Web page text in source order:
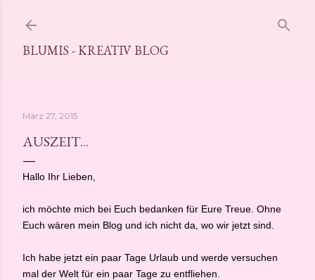
BLUMIS - KREATIV BLOG
März 27, 2015
AUSZEIT...
Hallo Ihr Lieben,
ich möchte mich bei Euch bedanken für Eure Treue. Ohne
Euch wären mein Blog und ich nicht da, wo wir jetzt sind.
Ich habe jetzt ein paar Tage Urlaub und werde versuchen
mal der Welt für ein paar Tage zu entfliehen.